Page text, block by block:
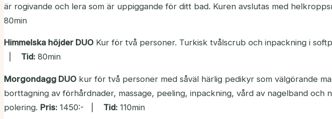
är rogivande och lera som är uppiggande för ditt bad. Kuren avslutas med
80min
Himmelska höjder DUO Kur för två personer. Turkisk tvålscrub och inpackning i
Tid: 80min
Morgondagg DUO kur för två personer med såväl härlig pedikyr som välgörande
borttagning av förhårdnader, massage, peeling, inpackning, vård av nagelband och
polering. Pris: 1450:- | Tid: 110min